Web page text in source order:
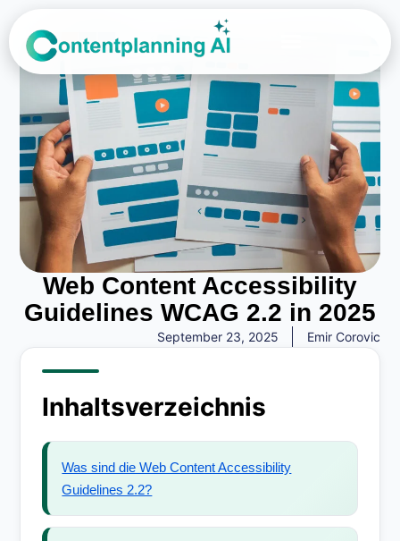
Web Content Accessibility
Guidelines WCAG 2.2 in 2025
September 23, 2025 Emir Corovic
Inhaltsverzeichnis
Was sind die Web Content Accessibility
Guidelines 2.2?